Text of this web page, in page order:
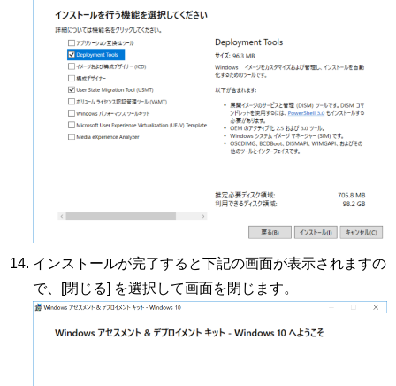
インストールが完了すると下記の画面が表示されますの
で、[閉じる] を選択して画面を閉じます。